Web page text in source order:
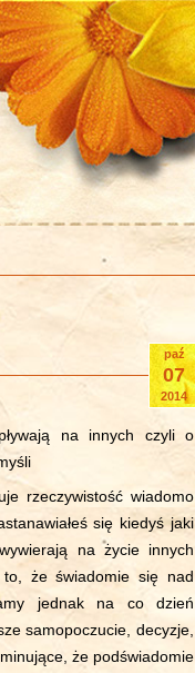
paź
07
2014
na innych czyli o
rzeczywistość wiadomo
się kiedyś jaki
na życie innych
to, że świadomie się nad
jednak na co dzień
samopoczucie, decyzje,
że podświadomie